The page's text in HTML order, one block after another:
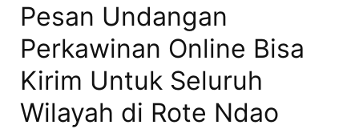
Pesan Undangan
Perkawinan Online Bisa
Kirim Untuk Seluruh
Wilayah di Rote Ndao